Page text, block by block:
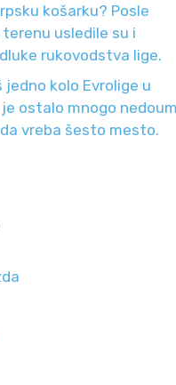
košarku? Posle
usledile su i
rukovodstva lige.
jedno kolo Evrolige u
ostalo mnogo
vreba šesto mesto.